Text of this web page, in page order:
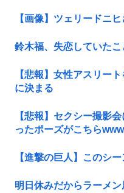
【画像】ツェリードニ
鈴木福、失恋していた
【悲報】女性アスリー
に決まる
【悲報】セクシー撮影
ったポーズがこちらwww
【進撃の巨人】このシ
明日休みだからラーメン